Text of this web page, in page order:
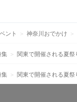
ント 神奈川おでかけ
集 関東で開催される夏
集 関東で開催される夏